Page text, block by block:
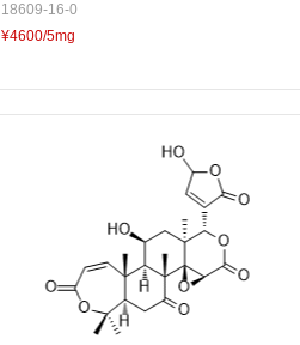
18609-16-0
¥4600/5mg